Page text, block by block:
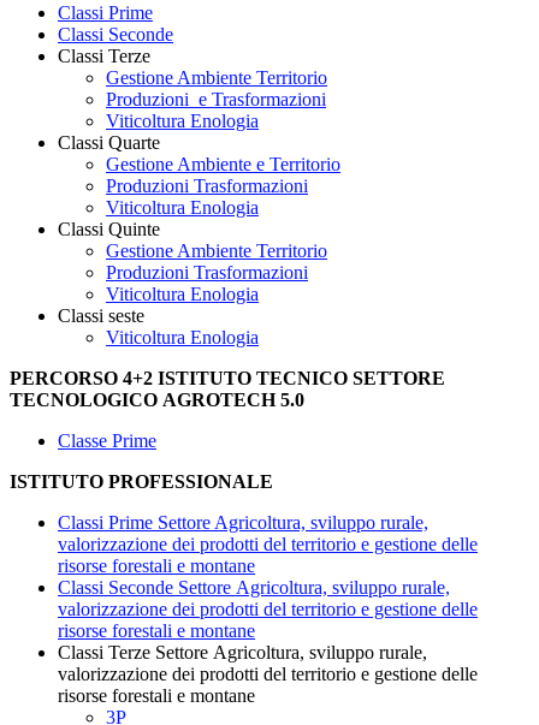
Classi Prime
Classi Seconde
Classi Terze
Gestione Ambiente Territorio
Produzioni e Trasformazioni
Viticoltura Enologia
Classi Quarte
Gestione Ambiente e Territorio
Produzioni Trasformazioni
Viticoltura Enologia
Classi Quinte
Gestione Ambiente Territorio
Produzioni Trasformazioni
Viticoltura Enologia
Classi seste
Viticoltura Enologia
PERCORSO 4+2 ISTITUTO TECNICO SETTORE
TECNOLOGICO AGROTECH 5.0
Classe Prime
ISTITUTO PROFESSIONALE
Classi Prime Settore Agricoltura, sviluppo rurale,
valorizzazione dei prodotti del territorio e gestione delle
risorse forestali e montane
Classi Seconde Settore Agricoltura, sviluppo rurale,
valorizzazione dei prodotti del territorio e gestione delle
risorse forestali e montane
Classi Terze Settore Agricoltura, sviluppo rurale,
valorizzazione dei prodotti del territorio e gestione delle
risorse forestali e montane
3P